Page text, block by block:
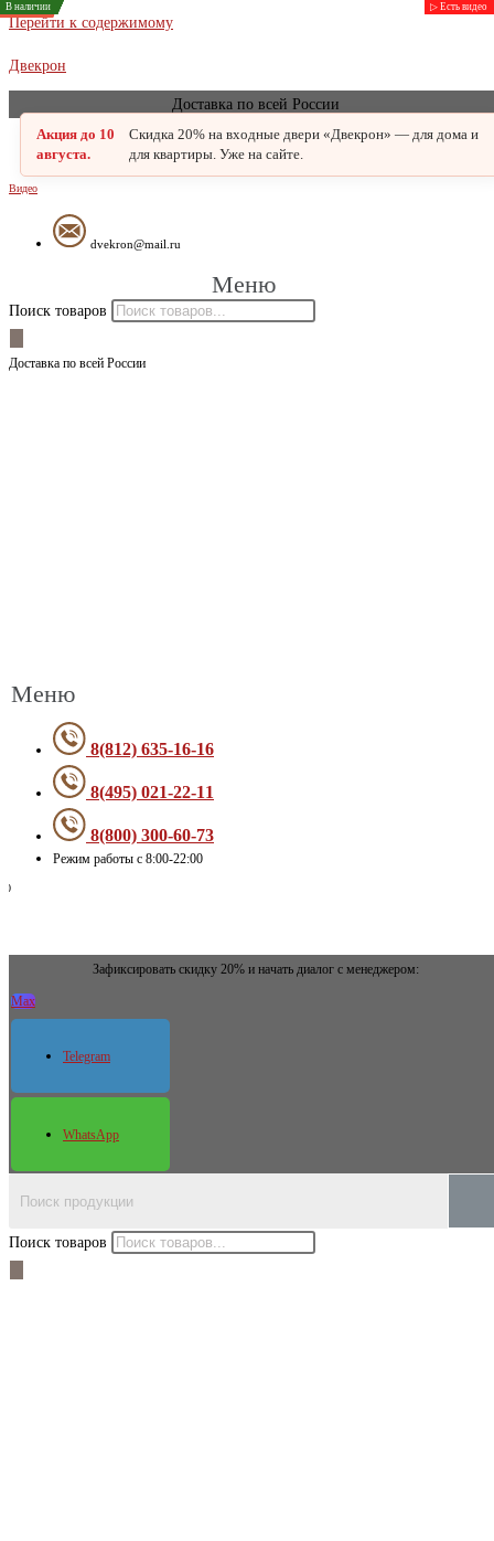
Перейти к содержимому
Двекрон
Доставка по всей России
Акция до 10
августа.
Скидка 20% на входные двери «Двекрон» — для дома и
для квартиры. Уже на сайте.
Видео
dvekron@mail.ru
Меню
Поиск товаров
Доставка по всей России
Меню
8(812) 635-16-16
8(495) 021-22-11
8(800) 300-60-73
Режим работы с 8:00-22:00
Зафиксировать скидку 20% и начать диалог с менеджером:
Max
Telegram
WhatsApp
Поиск товаров
▷ Есть видео
Заказная
Заказная
В наличии
В наличии
В наличии ▷ Есть видео
В наличии ▷ Есть видео
В наличии
Заказная
Заказная
В наличии
В наличии